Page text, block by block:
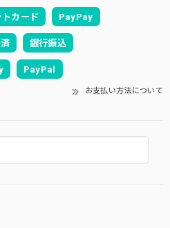
カード PayPay
銀行振込
PayPal
お支払い方法について